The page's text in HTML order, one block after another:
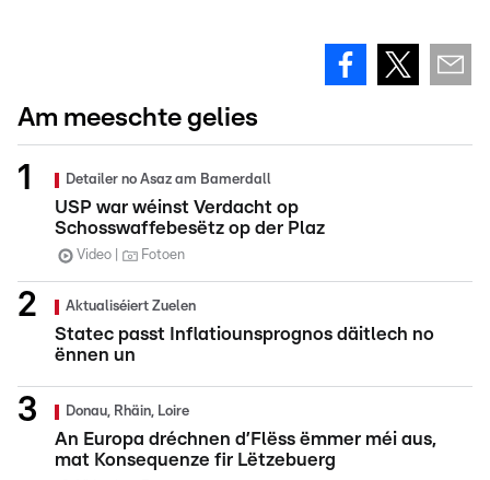
Am meeschte gelies
Detailer no Asaz am Bamerdall
USP war wéinst Verdacht op
Schosswaffebesëtz op der Plaz
Video Fotoen
Aktualiséiert Zuelen
Statec passt Inflatiounsprognos däitlech no
ënnen un
Donau, Rhäin, Loire
An Europa dréchnen d’Flëss ëmmer méi aus,
mat Konsequenze fir Lëtzebuerg